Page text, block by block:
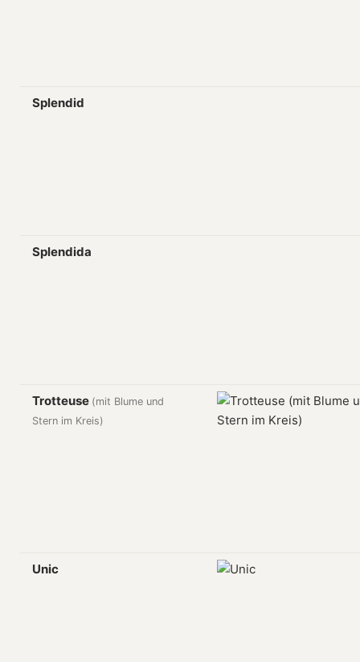
Splendid
Splendida
Trotteuse (mit Blume und
Stern im Kreis)
Unic